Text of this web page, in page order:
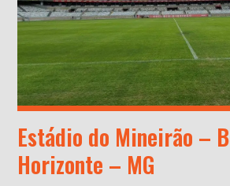
Estádio do Mineirão –
Horizonte – MG